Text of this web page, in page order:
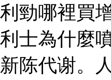
利勁哪裡買
利士為什麼
新陈代谢。